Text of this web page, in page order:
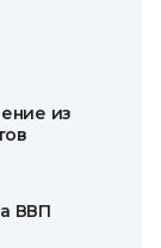
из
ВВП